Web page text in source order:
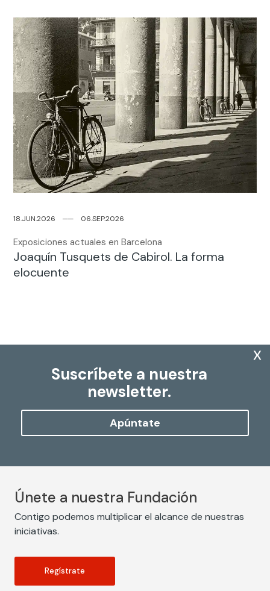
18.JUN.2026── 06.SEP.2026
Exposiciones actuales en Barcelona
Joaquín Tusquets de Cabirol. La forma
elocuente
Suscríbete a nuestra
newsletter.
Apúntate
x
Únete a nuestra Fundación
Contigo podemos multiplicar el alcance de nuestras
iniciativas.
Regístrate